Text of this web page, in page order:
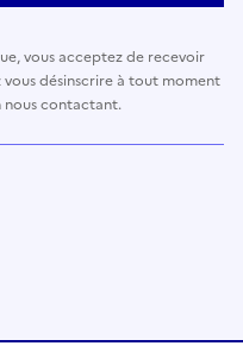
vous acceptez de recevoir
désinscrire à tout moment
nous contactant.